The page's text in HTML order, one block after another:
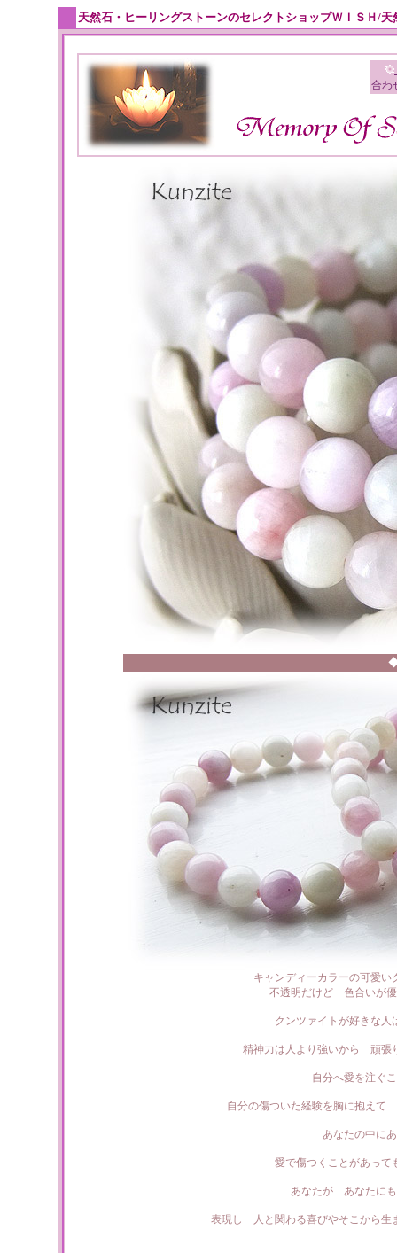
天然石・ヒーリングストーンのセレクトショップＷＩＳＨ/
合わ
キャンディーカラーの可愛
不透明だけど 色合いが
クンツァイトが好きな
精神力は人より強いから 頑張
自分へ愛を注ぐ
自分の傷ついた経験を胸に抱えて
あなたの中に
愛で傷つくことがあっ
あなたが あなたに
表現し 人と関わる喜びやそこから生